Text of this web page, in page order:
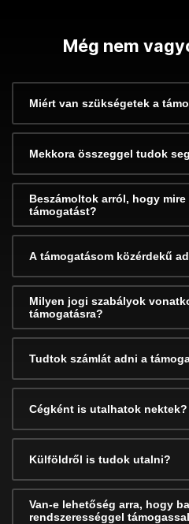
Még nem
Miért van szükségetek a
Mekkora összeggel tudok
Beszámoltok arról, hogy
támogatást?
A támogatásom közérdekű
Milyen jogi szabályok
támogatásra?
Tudtok számlát adni a
Cégként is utalhatok nektek?
Külföldről is tudok utalni?
Van-e lehetőség arra, hogy
rendszerességgel